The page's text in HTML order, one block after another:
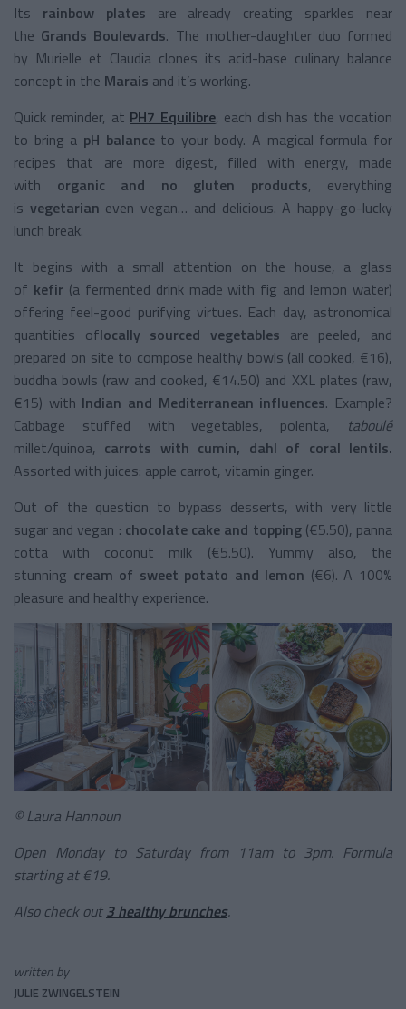
Its rainbow plates are already creating sparkles near
the Grands Boulevards. The mother-daughter duo formed
by Murielle et Claudia clones its acid-base culinary balance
concept in the Marais and it’s working.
Quick reminder, at PH7 Equilibre, each dish has the vocation
to bring a pH balanceto your body. A magical formula for
recipes that are more digest, filled with energy, made
with organic and no gluten products, everything
is vegetarian even vegan… and delicious. A happy-go-lucky
lunch break.
It begins with a small attention on the house, a glass
of kefir(a fermented drink made with fig and lemon water)
offering feel-good purifying virtues. Each day, astronomical
quantities oflocally sourced vegetables are peeled, and
prepared on site to compose healthy bowls (all cooked, €16),
buddha bowls (raw and cooked, €14.50) and XXL plates (raw,
€15) with Indian and Mediterranean influences. Example?
Cabbage stuffed with vegetables, polenta, taboulé
millet/quinoa, carrots with cumin, dahl of coral lentils.
Assorted with juices: apple carrot, vitamin ginger.
Out of the question to bypass desserts, with very little
sugar and vegan : chocolate cake and topping (€5.50), panna
cotta with coconut milk (€5.50). Yummy also, the
stunning cream of sweet potato and lemon (€6). A 100%
pleasure and healthy experience.
© Laura Hannoun
Open Monday to Saturday from 11am to 3pm. Formula
starting at €19.
Also check out3 healthy brunches.
written by
JULIE ZWINGELSTEIN